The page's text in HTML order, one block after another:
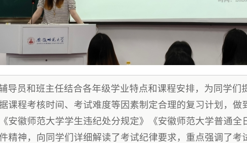
导员和班主任结合各年级学业特点和课程安排，为同学们
课程考核时间、考试难度等因素制定合理的复习计划，做
安徽师范大学学生违纪处分规定》《安徽师范大学普通全
精神，向同学们详细解读了考试纪律要求，重点强调了考